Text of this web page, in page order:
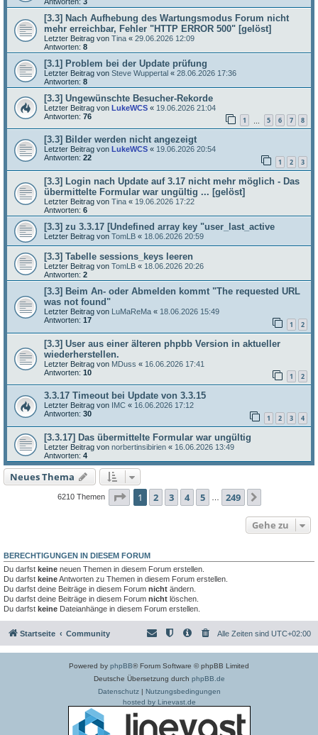
[3.3] Nach Aufhebung des Wartungsmodus Forum nicht
mehr erreichbar, Fehler "HTTP ERROR 500" [gelöst]
Letzter Beitrag von Tina « 29.06.2026 12:09
Antworten: 8
[3.1] Problem bei der Update prüfung
Letzter Beitrag von Steve Wuppertal « 28.06.2026 17:36
Antworten: 8
[3.3] Ungewünschte Besucher-Rekorde
Letzter Beitrag von LukeWCS « 19.06.2026 21:04
Antworten: 76 1 5 6 7 8
[3.3] Bilder werden nicht angezeigt
Letzter Beitrag von LukeWCS « 19.06.2026 20:54
Antworten: 22 1 2 3
[3.3] Login nach Update auf 3.17 nicht mehr möglich - Das
übermittelte Formular war ungültig ... [gelöst]
Letzter Beitrag von Tina « 19.06.2026 17:22
Antworten: 6
[3.3] zu 3.3.17 [Undefined array key "user_last_active
Letzter Beitrag von TomLB « 18.06.2026 20:59
[3.3] Tabelle sessions_keys leeren
Letzter Beitrag von TomLB « 18.06.2026 20:26
Antworten: 2
[3.3] Beim An- oder Abmelden kommt "The requested URL
was not found"
Letzter Beitrag von LuMaReMa « 18.06.2026 15:49
Antworten: 17 1 2
[3.3] User aus einer älteren phpbb Version in aktueller
wiederherstellen.
Letzter Beitrag von MDuss « 16.06.2026 17:41
Antworten: 10 1 2
3.3.17 Timeout bei Update von 3.3.15
Letzter Beitrag von IMC « 16.06.2026 17:12
Antworten: 30 1 2 3 4
[3.3.17] Das übermittelte Formular war ungültig
Letzter Beitrag von norbertinsibirien « 16.06.2026 13:49
Antworten: 4
Neues Thema
6210 Themen Seite 1von 249
1 2 3 4 5 249
Gehe zu
BERECHTIGUNGEN IN DIESEM FORUM
Du darfst keine neuen Themen in diesem Forum erstellen.
Du darfst keineAntworten zu Themen in diesem Forum erstellen.
Du darfst deine Beiträge in diesem Forum nicht ändern.
Du darfst deine Beiträge in diesem Forum nicht löschen.
Du darfst keine Dateianhänge in diesem Forum erstellen.
Startseite Community Alle Zeiten sind UTC+02:00
Powered by phpBB® Forum Software © phpBB Limited
Deutsche Übersetzung durch phpBB.de
Datenschutz| Nutzungsbedingungen
hosted by Linevast.de